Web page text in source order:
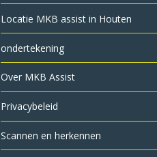
Locatie MKB assist in Houten
ondertekening
Over MKB Assist
Privacybeleid
Scannen en herkennen